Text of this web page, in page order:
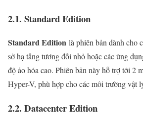
2.1. Standard Edition
Standard Edition là phiên bản dành cho
sở hạ tầng tương đối nhỏ hoặc các ứng
độ ảo hóa cao. Phiên bản này hỗ trợ tới 2
Hyper-V, phù hợp cho các môi trường vật
2.2. Datacenter Edition